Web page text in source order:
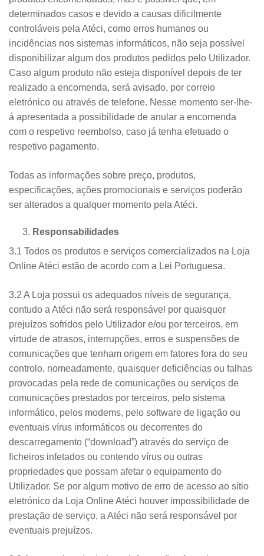
determinados casos e devido a causas dificilmente
controláveis pela Atéci, como erros humanos ou
incidências nos sistemas informáticos, não seja possível
disponibilizar algum dos produtos pedidos pelo Utilizador.
Caso algum produto não esteja disponível depois de ter
realizado a encomenda, será avisado, por correio
eletrónico ou através de telefone. Nesse momento ser-lhe-
á apresentada a possibilidade de anular a encomenda
com o respetivo reembolso, caso já tenha efetuado o
respetivo pagamento.
Todas as informações sobre preço, produtos,
especificações, ações promocionais e serviços poderão
ser alterados a qualquer momento pela Atéci.
Responsabilidades
3.1 Todos os produtos e serviços comercializados na Loja
Online Atéci estão de acordo com a Lei Portuguesa.
3.2 A Loja possui os adequados níveis de segurança,
contudo a Atéci não será responsável por quaisquer
prejuízos sofridos pelo Utilizador e/ou por terceiros, em
virtude de atrasos, interrupções, erros e suspensões de
comunicações que tenham origem em fatores fora do seu
controlo, nomeadamente, quaisquer deficiências ou falhas
provocadas pela rede de comunicações ou serviços de
comunicações prestados por terceiros, pelo sistema
informático, pelos modems, pelo software de ligação ou
eventuais vírus informáticos ou decorrentes do
descarregamento (“download”) através do serviço de
ficheiros infetados ou contendo vírus ou outras
propriedades que possam afetar o equipamento do
Utilizador. Se por algum motivo de erro de acesso ao sítio
eletrónico da Loja Online Atéci houver impossibilidade de
prestação de serviço, a Atéci não será responsável por
eventuais prejuízos.